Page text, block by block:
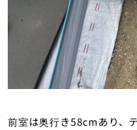
前室は奥行き58cmあり、